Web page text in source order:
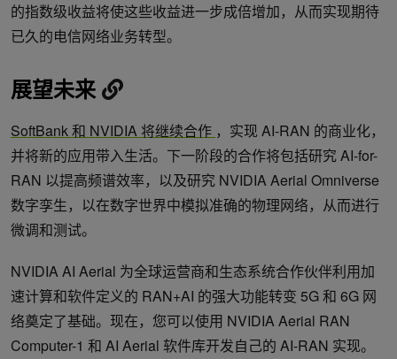
的指数级收益将使这些收益进一步成倍增加，从而实现期待
已久的电信网络业务转型。
展望未来
SoftBank 和 NVIDIA 将继续合作 ，实现 AI-RAN 的商业化，
并将新的应用带入生活。下一阶段的合作将包括研究 AI-for-
RAN 以提高频谱效率，以及研究 NVIDIA Aerial Omniverse
数字孪生，以在数字世界中模拟准确的物理网络，从而进行
微调和测试。
NVIDIA AI Aerial 为全球运营商和生态系统合作伙伴利用加
速计算和软件定义的 RAN+AI 的强大功能转变 5G 和 6G 网
络奠定了基础。现在，您可以使用 NVIDIA Aerial RAN
Computer-1 和 AI Aerial 软件库开发自己的 AI-RAN 实现。